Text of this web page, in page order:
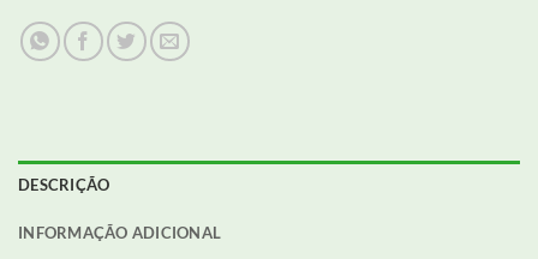
DESCRIÇÃO
INFORMAÇÃO ADICIONAL